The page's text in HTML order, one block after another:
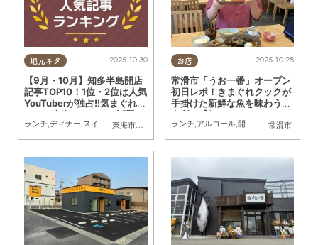
地元ネタ
東海市
,東浦町 阿久比町,半田市 ,常滑市,武豊町
2025.10.30
【9月・10月】知多半島開店
記事TOP10！1位・2位は人気
YouTuberが独占!!気まぐれク
ック＆東海オンエアが話題に
ランチ,ディナー,スイーツ ,テイクアウト 開店,まとめ記事,ワンコイン
お店
常滑市
2025.10.28
常滑市「うお一番」オープン
初日レポ！きまぐれクックが
手掛けた新鮮な魚を味わう新
名所へ【気になるリサーチ#3
1】
ランチ,アルコール,開店 専門店,気になる